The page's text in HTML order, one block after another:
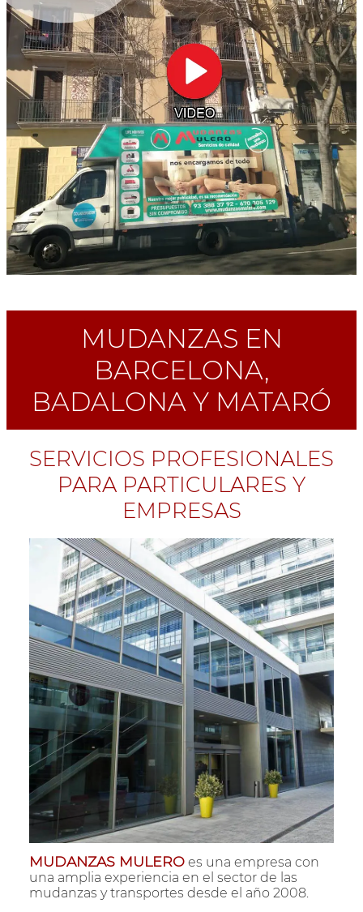
MUDANZAS EN
BARCELONA,
BADALONA Y MATARÓ
SERVICIOS PROFESIONALES
PARA PARTICULARES Y
EMPRESAS
MUDANZAS MULEROes una empresa con
una amplia experiencia en el sector de las
mudanzas y transportes desde el año 2008.